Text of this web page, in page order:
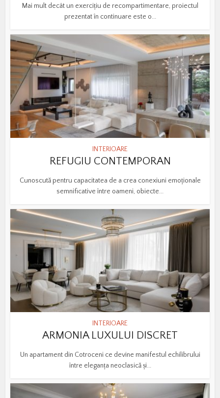
Mai mult decât un exercițiu de recompartimentare, proiectul
prezentat în continuare este o...
INTERIOARE
REFUGIU CONTEMPORAN
Cunoscută pentru capacitatea de a crea conexiuni emoționale
semnificative între oameni, obiecte...
INTERIOARE
ARMONIA LUXULUI DISCRET
Un apartament din Cotroceni ce devine manifestul echilibrului
între eleganța neoclasică și...